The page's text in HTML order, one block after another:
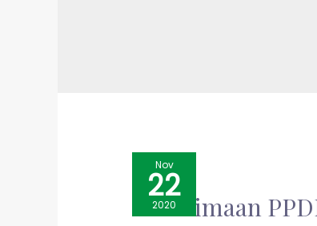
Nov
22
2020
Penerimaan